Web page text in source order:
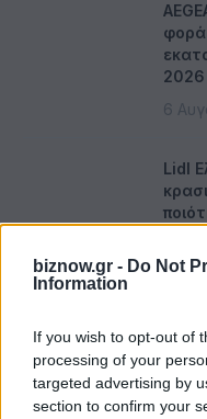
biznow.gr - Do Not
Information
If you wish to opt-out of
processing of your
targeted advertising by
section to confirm your
φορά
2026
6
Lidl
το
6